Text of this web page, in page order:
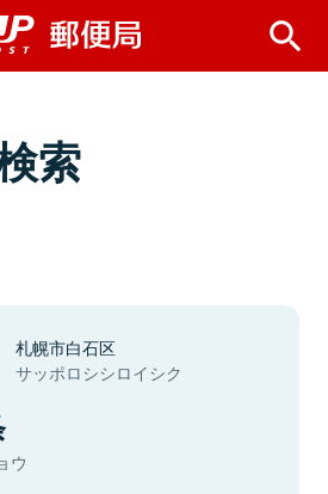
索
札幌市白石区
サッポロシシロイシク
ウ